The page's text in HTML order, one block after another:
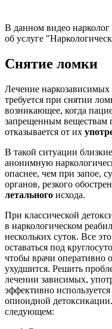
В данном видео нарколог
об услуге
Снятие ломки
Лечение
требуется при снятии
возникающее, когда
запрещенным веществам
отказывается от их
В такой ситуации
анонимную
опаснее, чем при запое,
органов, резкого
летального исхода.
При классической
в наркологическом
нескольких суток. Все
оставаться под
чтобы врачи оперативно
ухудшится. Решить
лечении зависимых,
эффективно используется
опиоидной
следующем: